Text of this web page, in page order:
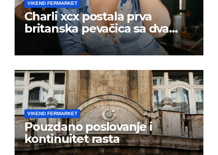
VIKEND FERMARKET
Charli xcx postala prva
britanska pevačica sa dva
albuma na prvom mestu u
istoj kalendarskoj godini
VIKEND FERMARKET
Pouzdano poslovanje i
kontinuitet rasta